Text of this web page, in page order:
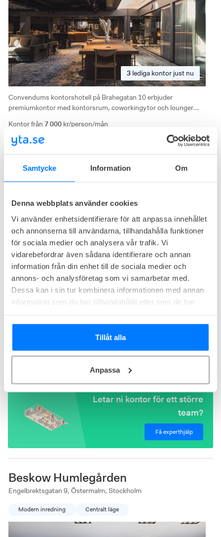
Samtycke Information Om
Denna webbplats använder cookies
Vi använder enhetsidentifierare för att anpassa innehållet
och annonserna till användarna, tillhandahålla funktioner
för sociala medier och analysera vår trafik. Vi
vidarebefordrar även sådana identifierare och annan
information från din enhet till de sociala medier och
annons- och analysföretag som vi samarbetar med.
Dessa kan i sin tur kombinera informationen med annan
information som du har tillhandahållit eller som de har
Tillåt alla
Anpassa
3 lediga kontor just nu
Kontor från 7 000 kr/person/mån
Storlek från
Convendums kontorshotell på Brahegatan 10 erbjuder
premiumkontor med kontorsrum, coworkingytor och lounger
och Stureplan precis utanför dörren.
Nybrogatan Business Center
Nybrogatan 34
Nybrogatan 34, Östermalm, Stockholm
Sekelskiftesbyggnad Högt till tak
Kontor från7 300kr/person/mån
arbetsplatser
Nybrogatan Business Center på Nybrogatan 34 på Östermalm är
ett modernt kontorshotell i en anrik byggnad. Här finns kontorsrum
i storlekar mellan 6 och 75 kvm och alla rummen har en egen
Letar ni kontor för ett större
team?
Få experthjälp
Beskow Humlegården
Engelbrektsgatan 9, Östermalm, Stockholm
Modern inredning Centralt läge